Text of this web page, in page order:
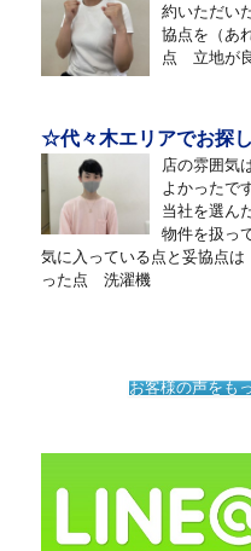
約いただい
協点を（あ
点 立地が
☆代々木エリアでお探
店の雰囲気
よかったで
当社を選ん
物件を扱っ
気に入っている点と妥協点
った点 洗濯機
お客様の声をも